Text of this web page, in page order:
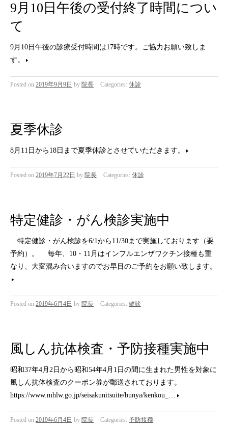
9月10日午後の受付終了時間につい
て
9月10日午後の診療受付時間は17時です。ご協力お願い致しま
す。
Posted on 2019年9月9日 by 院長 Categories: 休診
夏季休診
8月11日から18日まで夏季休診とさせていただきます。
Posted on 2019年7月22日 by 院長 Categories: 休診
特定健診・がん検診実施中
特定健診・がん検診を6/1から11/30まで実施しております（要
予約）。 毎年、10・11月はインフルエンザワクチン接種も重
なり、大変混み合いますのでお早目のご予約をお願い致します。
Posted on 2019年6月4日 by 院長 Categories: 健診
風しん抗体検査・予防接種実施中
昭和37年4月2日から昭和54年4月1日の間に生まれた男性を対象に
風しん抗体検査のクーポン券が郵送されております。
https://www.mhlw.go.jp/seisakunitsuite/bunya/kenkou_…
Posted on 2019年6月4日 by 院長 Categories: 予防接種